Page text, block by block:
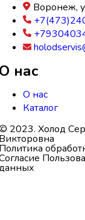
Воронеж,
нас
О нас
Каталог
2023. Холод